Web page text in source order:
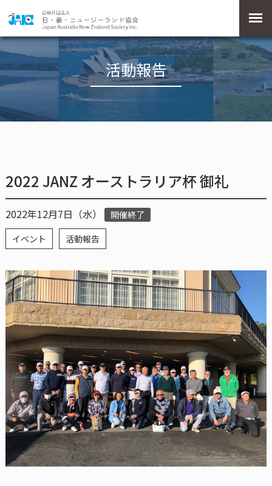
活動報告
2022 JANZ オーストラリア杯 御礼
2022年12月7日（水）
開催終了
イベント
活動報告